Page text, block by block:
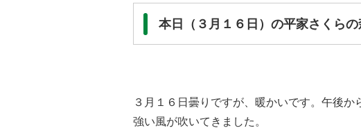
本日（３月１６日）の平家さくらの
３月１６日曇りですが、暖かいです。午後か
強い風が吹いてきました。